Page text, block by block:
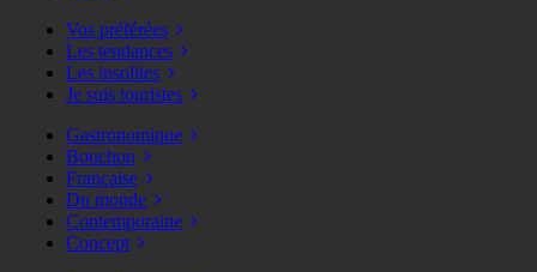
Vos préférées
Les tendances
Les insolites
Je suis touristes
Gastronomique
Bouchon
Française
Du monde
Contemporaine
Concept